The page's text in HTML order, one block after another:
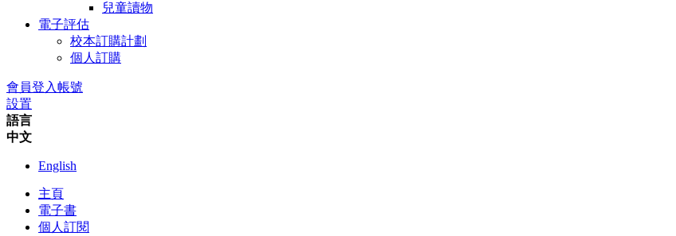
兒童讀物
電子評估
校本訂購計劃
個人訂購
會員登入帳號
設置
語言
中文
English
主頁
電子書
個人訂閱